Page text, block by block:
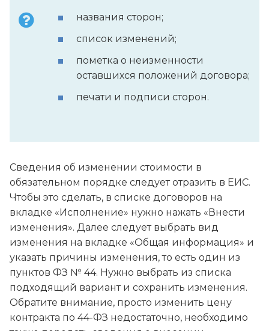
названия сторон;
список изменений;
пометка о неизменности
оставшихся положений договора;
печати и подписи сторон.
Сведения об изменении стоимости в
обязательном порядке следует отразить в ЕИС.
Чтобы это сделать, в списке договоров на
вкладке «Исполнение» нужно нажать «Внести
изменения». Далее следует выбрать вид
изменения на вкладке «Общая информация» и
указать причины изменения, то есть один из
пунктов ФЗ № 44. Нужно выбрать из списка
подходящий вариант и сохранить изменения.
Обратите внимание, просто изменить цену
контракта по 44-ФЗ недостаточно, необходимо